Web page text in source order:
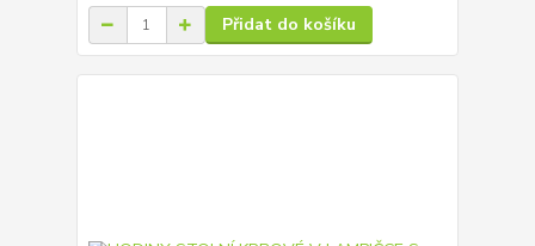
Přidat do košíku